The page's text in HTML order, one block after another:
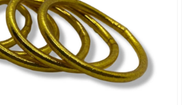
Ouvrir
les
supports
multimédia
en